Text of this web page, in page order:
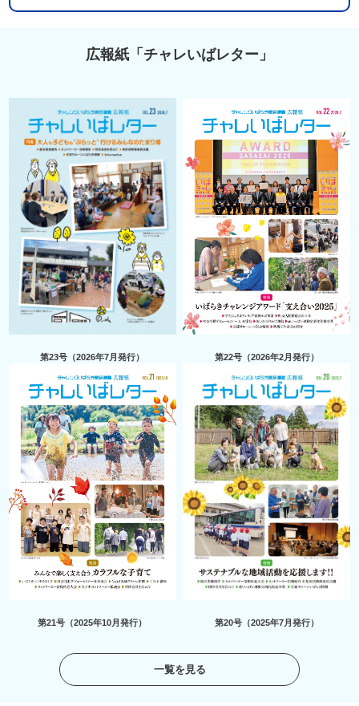
広報紙「チャレいばレター」
第23号（2026年7月発行） 第22号（2026年2月発行）
第21号（2025年10月発行） 第20号（2025年7月発行）
一覧を見る